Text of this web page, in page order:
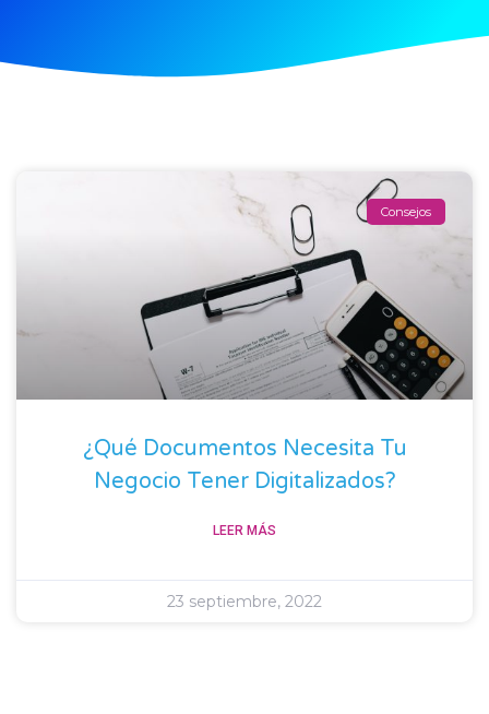
Consejos
¿Qué Documentos Necesita Tu
Negocio Tener Digitalizados?
LEER MÁS
23 septiembre, 2022